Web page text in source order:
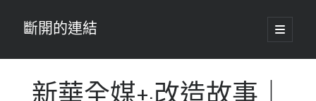
斷開的連結
開
啟
要